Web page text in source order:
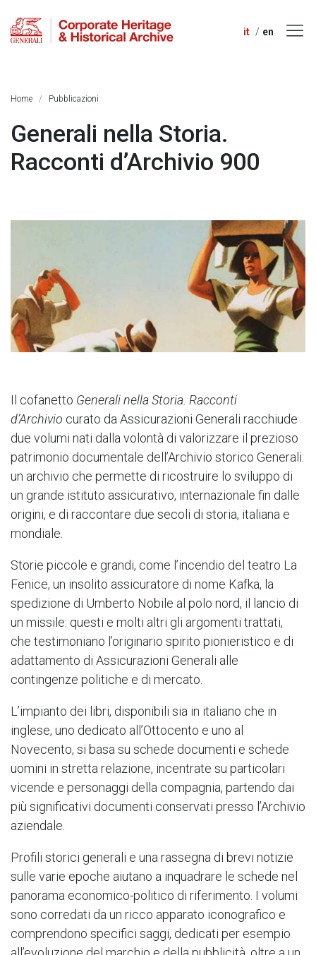
it en
Home Pubblicazioni
Generali nella Storia.
Racconti d’Archivio 900
Il cofanetto Generali nella Storia. Racconti
d’Archivio curato da Assicurazioni Generali racchiude
due volumi nati dalla volontà di valorizzare il prezioso
patrimonio documentale dell’Archivio storico Generali:
un archivio che permette di ricostruire lo sviluppo di
un grande istituto assicurativo, internazionale fin dalle
origini, e di raccontare due secoli di storia, italiana e
mondiale.
Storie piccole e grandi, come l’incendio del teatro La
Fenice, un insolito assicuratore di nome Kafka, la
spedizione di Umberto Nobile al polo nord, il lancio di
un missile: questi e molti altri gli argomenti trattati,
che testimoniano l’originario spirito pionieristico e di
adattamento di Assicurazioni Generali alle
contingenze politiche e di mercato.
L’impianto dei libri, disponibili sia in italiano che in
inglese, uno dedicato all’Ottocento e uno al
Novecento, si basa su schede documenti e schede
uomini in stretta relazione, incentrate su particolari
vicende e personaggi della compagnia, partendo dai
più significativi documenti conservati presso l’Archivio
aziendale.
Profili storici generali e una rassegna di brevi notizie
sulle varie epoche aiutano a inquadrare le schede nel
panorama economico-politico di riferimento. I volumi
sono corredati da un ricco apparato iconografico e
comprendono specifici saggi, dedicati per esempio